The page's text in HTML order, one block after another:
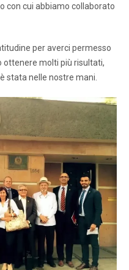
con cui abbiamo collaborato
per averci permesso
ottenere molti più risultati,
stata nelle nostre mani.